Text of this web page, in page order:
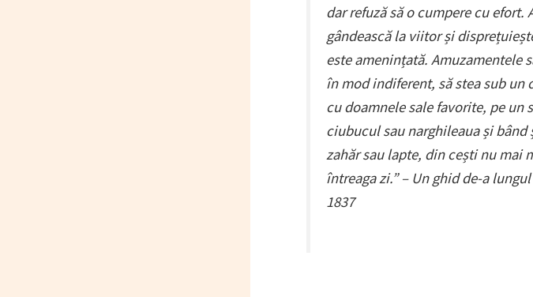
dar refuză să o cumpere cu efort.
gândească la viitor și
este amenințată. Amuzamentele
în mod indiferent, să stea sub un
cu doamnele sale favorite, pe un
ciubucul sau narghileaua și bând
zahăr sau lapte, din cești nu mai
întreaga zi.” – Un ghid de-a
1837